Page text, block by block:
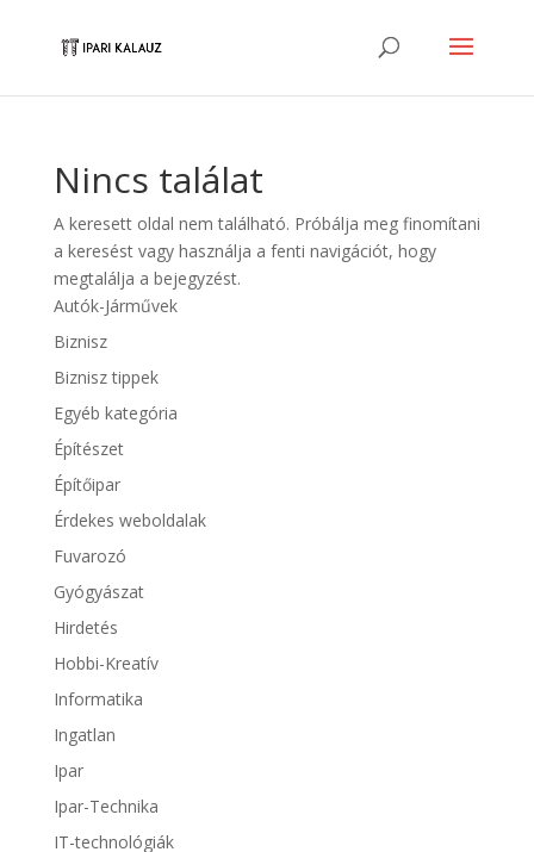
Nincs találat
A keresett oldal nem található. Próbálja meg finomítani
a keresést vagy használja a fenti navigációt, hogy
megtalálja a bejegyzést.
Autók-Járművek
Biznisz
Biznisz tippek
Egyéb kategória
Építészet
Építőipar
Érdekes weboldalak
Fuvarozó
Gyógyászat
Hirdetés
Hobbi-Kreatív
Informatika
Ingatlan
Ipar
Ipar-Technika
IT-technológiák